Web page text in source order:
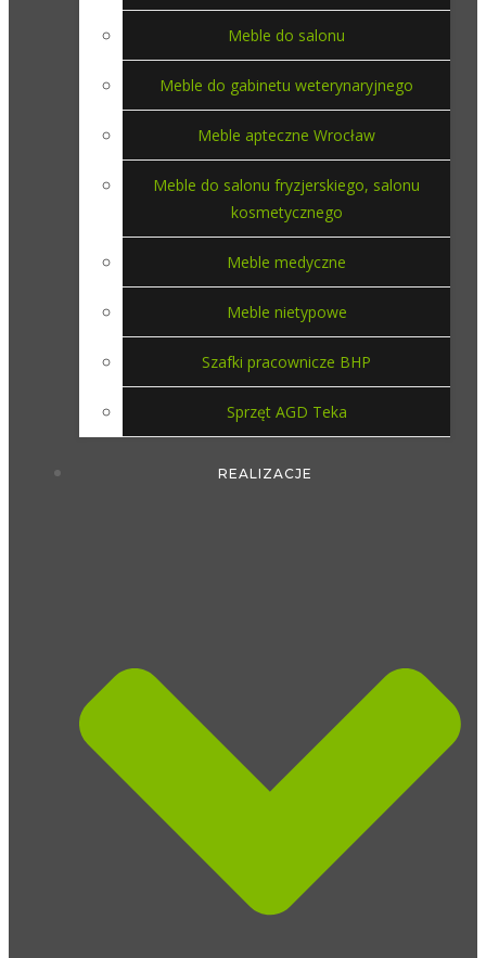
Meble do salonu
Meble do gabinetu weterynaryjnego
Meble apteczne Wrocław
Meble do salonu fryzjerskiego, salonu
kosmetycznego
Meble medyczne
Meble nietypowe
Szafki pracownicze BHP
Sprzęt AGD Teka
REALIZACJE